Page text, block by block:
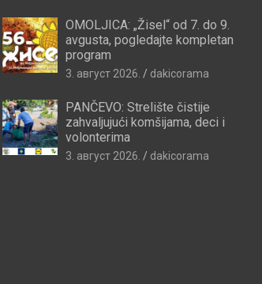
OMOLJICA: „Žisel“ od 7. do 9.
avgusta, pogledajte kompletan
program
3. август 2026. dakicorama
PANČEVO: Strelište čistije
zahvaljujući komšijama, deci i
volonterima
3. август 2026. dakicorama